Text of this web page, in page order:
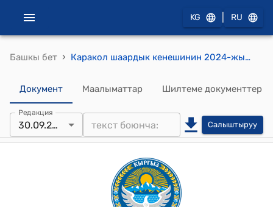
KG RU
Башкы бет › Каракол шаардык кенешинин 2024-жылдын 25-июнундагы № 28-45/5 "“Бугу”, “Макиш”, “Ак-Тилек” муниципалдык базарларынын соода аянттарынын ижара тѳлѳмдѳрʏнʏн тарифтерин бекитʏʏ жѳнʏндѳ" Токтому
Документ Маалыматтар Шилтеме документтер
Редакция
30.09.2024 Салыштыруу